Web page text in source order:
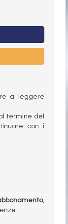
a leggere
termine del
con i
,